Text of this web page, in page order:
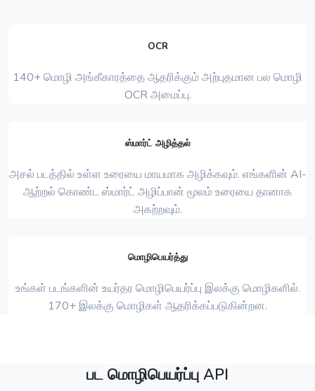
OCR
140+ மொழி அங்கீகாரத்தை ஆதரிக்கும் அற்புதமான பல மொழி
OCR அமைப்பு.
ஸ்மார்ட் அழித்தல்
அசல் படத்தில் உள்ள உரையை மாயமாக அழிக்கவும். எங்களின் AI-
ஆற்றல் கொண்ட ஸ்மார்ட் அழிப்பான் மூலம் உரையை தானாக
அகற்றவும்.
மொழிபெயர்த்து
உங்கள் படங்களின் உயர்தர மொழிபெயர்ப்பு இலக்கு மொழிகளில்.
170+ இலக்கு மொழிகள் ஆதரிக்கப்படுகின்றன.
பட மொழிபெயர்ப்பு API